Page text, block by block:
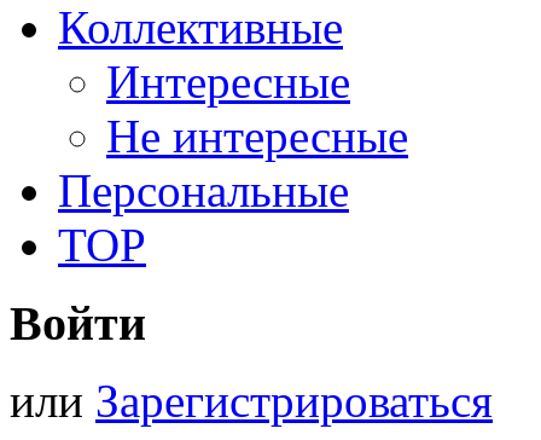
Коллективные
Интересные
Не интересные
Персональные
TOP
Войти
или Зарегистрироваться